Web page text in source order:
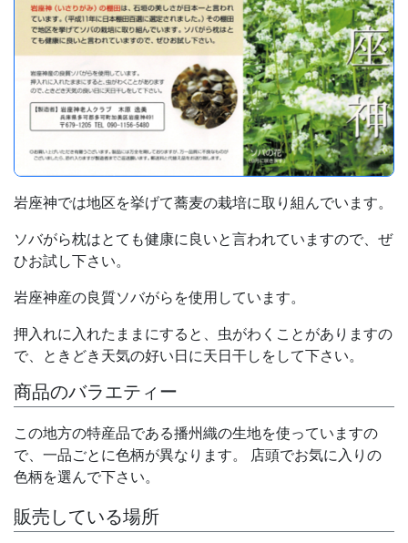
岩座神では地区を挙げて蕎麦の栽培に取り組んでいます。
ソバがら枕はとても健康に良いと言われていますので、ぜ
ひお試し下さい。
岩座神産の良質ソバがらを使用しています。
押入れに入れたままにすると、虫がわくことがありますの
で、ときどき天気の好い日に天日干しをして下さい。
商品のバラエティー
この地方の特産品である播州織の生地を使っていますの
で、一品ごとに色柄が異なります。 店頭でお気に入りの
色柄を選んで下さい。
販売している場所